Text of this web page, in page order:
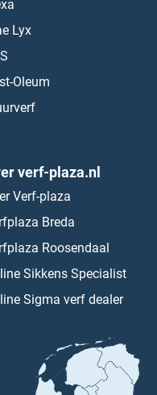
Lyx
Oleum
verf-plaza.nl
Verf-plaza
Breda
Roosendaal
Sikkens Specialist
Sigma verf dealer